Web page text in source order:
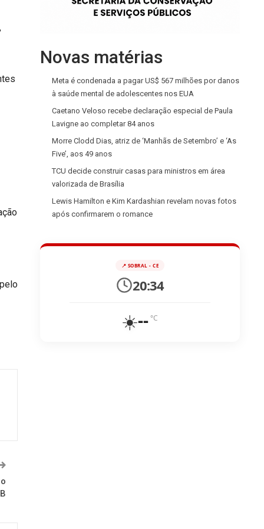
Novas matérias
Meta é condenada a pagar US$ 567 milhões por danos
à saúde mental de adolescentes nos EUA
Caetano Veloso recebe declaração especial de Paula
Lavigne ao completar 84 anos
Morre Clodd Dias, atriz de ‘Manhãs de Setembro’ e ‘As
Five’, aos 49 anos
TCU decide construir casas para ministros em área
valorizada de Brasília
Lewis Hamilton e Kim Kardashian revelam novas fotos
após confirmarem o romance
📍 SOBRAL - CE
20:34
☀️--°C